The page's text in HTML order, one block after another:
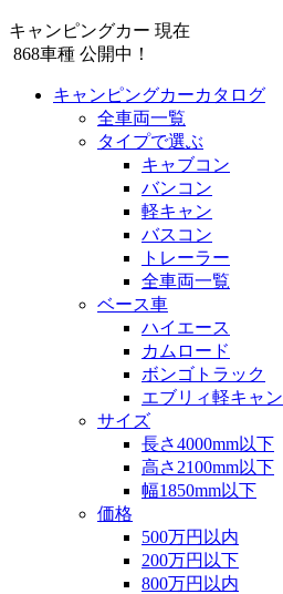
キャンピングカー 現在
868車種 公開中！
キャンピングカーカタログ
全車両一覧
タイプで選ぶ
キャブコン
バンコン
軽キャン
バスコン
トレーラー
全車両一覧
ベース車
ハイエース
カムロード
ボンゴトラック
エブリィ軽キャン
サイズ
長さ4000mm以下
高さ2100mm以下
幅1850mm以下
価格
500万円以内
200万円以下
800万円以内